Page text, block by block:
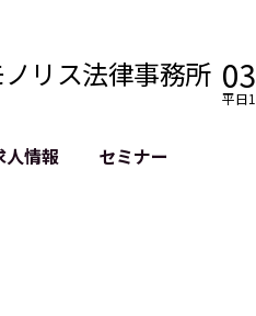
リス法律事務所
平日
人情報 セミナー